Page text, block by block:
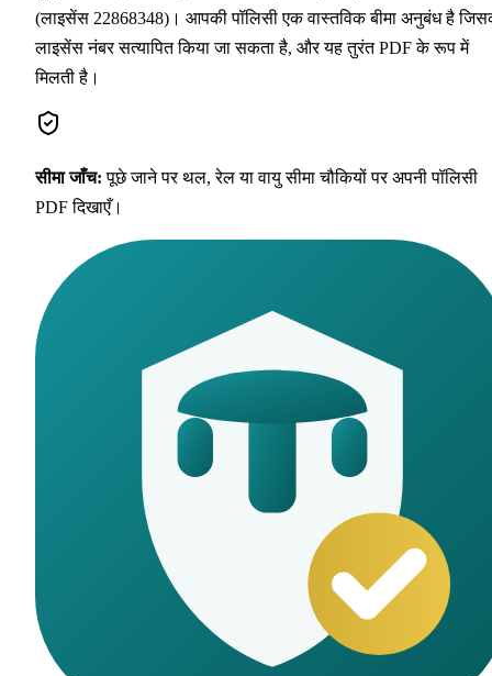
(लाइसेंस 22868348)। आपकी पॉलिसी एक वास्तविक बीमा अनुबंध है
लाइसेंस नंबर सत्यापित किया जा सकता है, और यह तुरंत PDF के रूप में
मिलती है।
सीमा जाँच: पूछे जाने पर थल, रेल या वायु सीमा चौकियों पर अपनी पॉलिसी
PDF दिखाएँ।